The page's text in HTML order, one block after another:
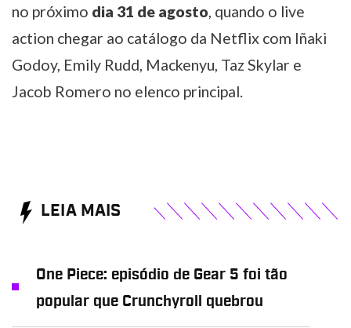
no próximo dia 31 de agosto, quando o live
action chegar ao catálogo da Netflix com Iñaki
Godoy, Emily Rudd, Mackenyu, Taz Skylar e
Jacob Romero no elenco principal.
LEIA MAIS
One Piece: episódio de Gear 5 foi tão
popular que Crunchyroll quebrou